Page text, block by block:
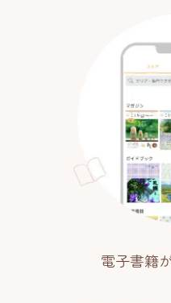
電子書籍